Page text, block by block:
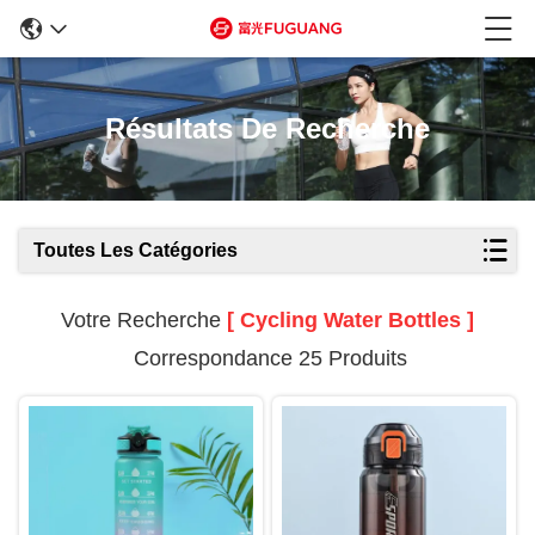
Résultats De Recherche
Toutes Les Catégories
Votre Recherche [ Cycling Water Bottles ]
Correspondance 25 Produits